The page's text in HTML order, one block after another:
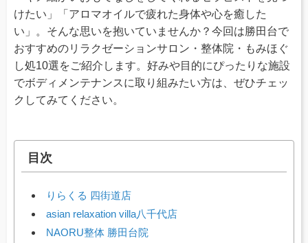
けたい」「アロマオイルで疲れた身体や心を癒した
い」。そんな思いを抱いていませんか？今回は勝田台で
おすすめのリラクゼーションサロン・整体院・もみほぐ
し処10選をご紹介します。好みや目的にぴったりな施設
でボディメンテナンスに取り組みたい方は、ぜひチェッ
クしてみてください。
目次
りらくる 四街道店
asian relaxation villa八千代店
NAORU整体 勝田台院